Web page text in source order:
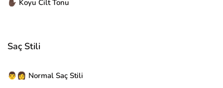
✋🏿 Koyu Cilt Tonu
Saç Stili
👨👩 Normal Saç Stili